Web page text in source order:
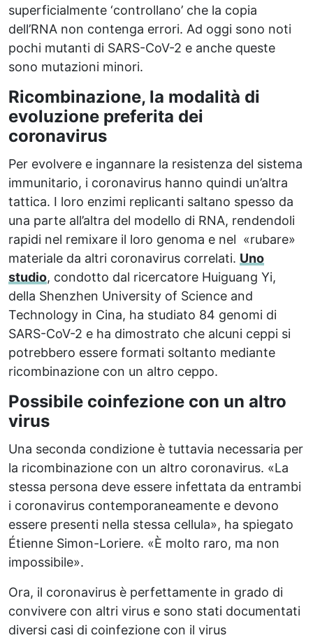
superficialmente ‘controllano’ che la copia
dell’RNA non contenga errori. Ad oggi sono noti
pochi mutanti di SARS-CoV-2 e anche queste
sono mutazioni minori.
Ricombinazione, la modalità di
evoluzione preferita dei
coronavirus
Per evolvere e ingannare la resistenza del sistema
immunitario, i coronavirus hanno quindi un’altra
tattica. I loro enzimi replicanti saltano spesso da
una parte all’altra del modello di RNA, rendendoli
rapidi nel remixare il loro genoma e nel «rubare»
materiale da altri coronavirus correlati. Uno
studio, condotto dal ricercatore Huiguang Yi,
della Shenzhen University of Science and
Technology in Cina, ha studiato 84 genomi di
SARS-CoV-2 e ha dimostrato che alcuni ceppi si
potrebbero essere formati soltanto mediante
ricombinazione con un altro ceppo.
Possibile coinfezione con un altro
virus
Una seconda condizione è tuttavia necessaria per
la ricombinazione con un altro coronavirus. «La
stessa persona deve essere infettata da entrambi
i coronavirus contemporaneamente e devono
essere presenti nella stessa cellula», ha spiegato
Étienne Simon-Loriere. «È molto raro, ma non
impossibile».
Ora, il coronavirus è perfettamente in grado di
convivere con altri virus e sono stati documentati
diversi casi di coinfezione con il virus